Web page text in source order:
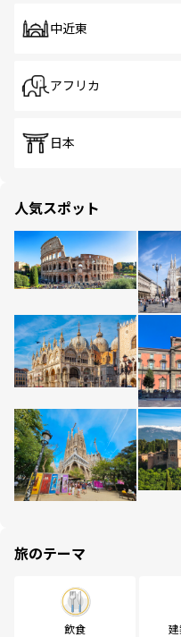
中近東
アフリカ
日本
人気スポット
旅のテーマ
飲食